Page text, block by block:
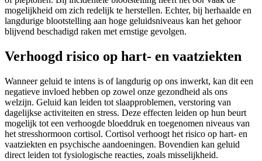
mogelijkheid om zich redelijk te herstellen. Echter, bij herhaalde en
langdurige blootstelling aan hoge geluidsniveaus kan het gehoor
blijvend beschadigd raken met ernstige gevolgen.
Verhoogd risico op hart- en vaatziekten
Wanneer geluid te intens is of langdurig op ons inwerkt, kan dit een
negatieve invloed hebben op zowel onze gezondheid als ons
welzijn. Geluid kan leiden tot slaapproblemen, verstoring van
dagelijkse activiteiten en stress. Deze effecten leiden op hun beurt
mogelijk tot een verhoogde bloeddruk en toegenomen niveaus van
het stresshormoon cortisol. Cortisol verhoogt het risico op hart- en
vaatziekten en psychische aandoeningen. Bovendien kan geluid
direct leiden tot fysiologische reacties, zoals misselijkheid.